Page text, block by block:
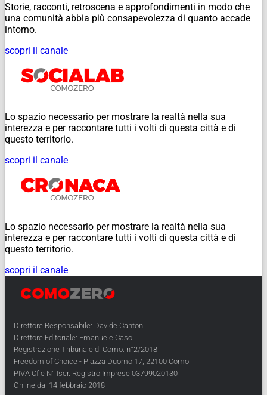
Storie, racconti, retroscena e approfondimenti in modo che
una comunità abbia più consapevolezza di quanto accade
intorno.
scopri il canale
Lo spazio necessario per mostrare la realtà nella sua
interezza e per raccontare tutti i volti di questa città e di
questo territorio.
scopri il canale
Lo spazio necessario per mostrare la realtà nella sua
interezza e per raccontare tutti i volti di questa città e di
questo territorio.
scopri il canale
Direttore Responsabile: Davide Cantoni
Direttore Editoriale: Emanuele Caso
Registrazione Tribunale di Como: n°2/2018
Freedom of Choice - Piazza Duomo 17, 22100 Como
PIVA Cf e N° Iscr. Registro Imprese 03799020130
Online dal 14 febbraio 2018